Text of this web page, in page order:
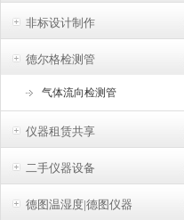
非标设计制作
德尔格检测管
气体流向检测管
仪器租赁共享
二手仪器设备
德图温湿度|德图仪器